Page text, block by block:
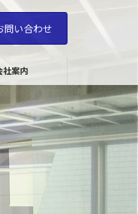
問い合わせ
社案内